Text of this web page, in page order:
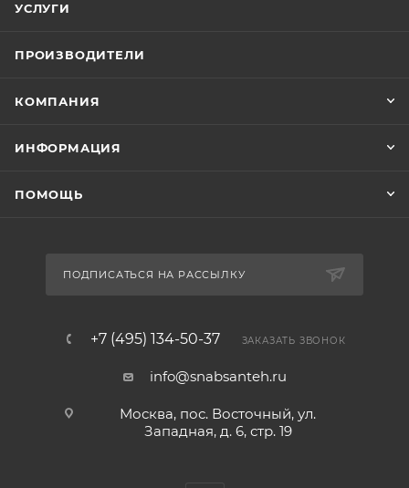
УСЛУГИ
ПРОИЗВОДИТЕЛИ
КОМПАНИЯ
ИНФОРМАЦИЯ
ПОМОЩЬ
ПОДПИСАТЬСЯ НА РАССЫЛКУ
+7 (495) 134-50-37 ЗАКАЗАТЬ ЗВОНОК
info@snabsanteh.ru
Москва, пос. Восточный, ул.
Западная, д. 6, стр. 19